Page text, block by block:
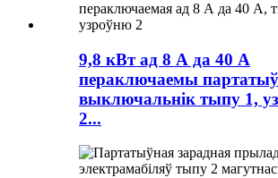
9,8 кВт ад 8 А да 40 А
пераключаемы
выключальнік тыпу 1,
2...